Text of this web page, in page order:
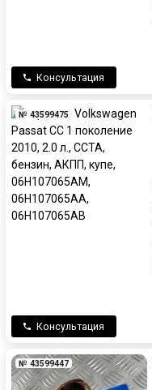
Консультация
№ 43599475
Консультация
№ 43599447